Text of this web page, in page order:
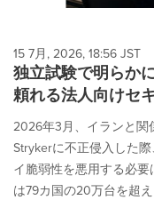
15 7月, 2026, 18:56 JST
独立試験で明らか
頼れる法人向けセ
2026年3月、イランと関
Strykerに不正侵入した
イ脆弱性を悪用する必
は79カ国の20万台を超